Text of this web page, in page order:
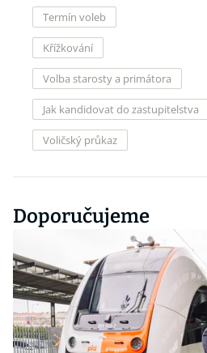
Termín voleb
Křížkování
Volba starosty a primátora
Jak kandidovat do zastupitelstva
Voličský průkaz
Doporučujeme